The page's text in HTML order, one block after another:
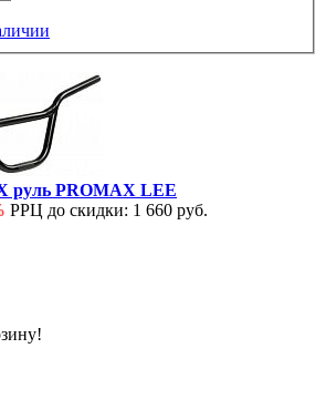
руль PROMAX LEE
РРЦ до скидки: 1 660 руб.